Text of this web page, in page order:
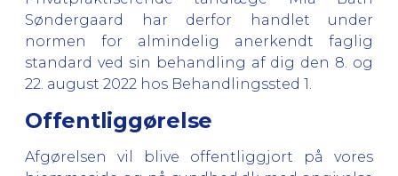
Søndergaard har derfor handlet under
normen for almindelig anerkendt faglig
standard ved sin behandling af dig den 8. og
22. august 2022 hos Behandlingssted 1.
Offentliggørelse
Afgørelsen vil blive offentliggjort på vores